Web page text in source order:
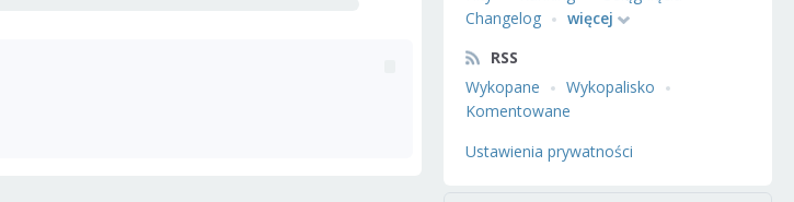
Changelog
więcej
RSS
Wykopane
Wykopalisko
Komentowane
Ustawienia prywatności